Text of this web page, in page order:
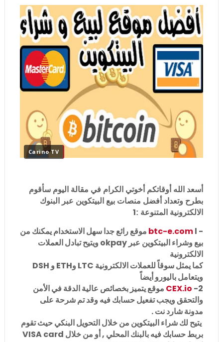
Carino TV
أسعد الله أوقاتكم أخوتي الكرام في مقالة اليوم سأقوم
بطرح وتعداد أفضل منصات بيع البيتكوين عبر البنوك
الالكترونية المتنوعة :1
-
btc-e.com l موقع رائع جدا سهل الاستخدام يمكنك من
بيع وشراء البيتكوين عبر okpay ويتيح تبادل العملات
الالكترونية
كما يمثل سوقاً للعملات الالكترونية LTC وETH و DSH
ويتعامل باليورو أيضاً
2-
CEX.io موقع يتميز بخصائص عالية الدقة في الأمن
والتحقق ويجب تفعيل حسابك فيه وقد تم شرحة على
مدونة شارد نت .
يتيح لك شراء البيتكوين من خلال التحويل البنكي حيث تقوم
بربط حسابك فيه بالبنك المحلي , أو من خلال VISA card